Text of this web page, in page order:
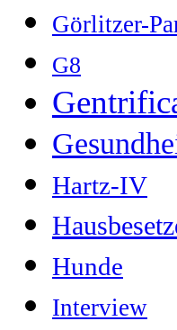
Görlitzer-
G8
Hartz-IV
Hunde
Interview